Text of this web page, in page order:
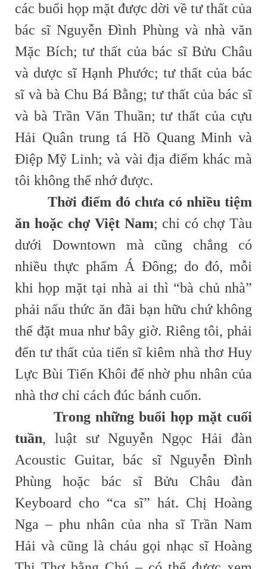
các buổi họp mặt được dời về tư thất của
bác sĩ Nguyễn Đình Phùng và nhà văn
Mặc Bích; tư thất của bác sĩ Bửu Châu
và dược sĩ Hạnh Phước; tư thất của bác
sĩ và bà Chu Bá Bằng; tư thất của bác sĩ
và bà Trần Văn Thuần; tư thất của cựu
Hải Quân trung tá Hồ Quang Minh và
Điệp Mỹ Linh; và vài địa điểm khác mà
tôi không thể nhớ được.
Thời điểm đó chưa có nhiều tiệm
ăn hoặc chợ Việt Nam; chỉ có chợ Tàu
dưới Downtown mà cũng chẳng có
nhiều thực phẩm Á Đông; do đó, mỗi
khi họp mặt tại nhà ai thì “bà chủ nhà”
phải nấu thức ăn đãi bạn hữu chứ không
thể đặt mua như bây giờ. Riêng tôi, phải
đến tư thất của tiến sĩ kiêm nhà thơ Huy
Lực Bùi Tiến Khôi để nhờ phu nhân của
nhà thơ chỉ cách đúc bánh cuốn.
Trong những buổi họp mặt cuối
tuần, luật sư Nguyễn Ngọc Hải đàn
Acoustic Guitar, bác sĩ Nguyễn Đình
Phùng hoặc bác sĩ Bửu Châu đàn
Keyboard cho “ca sĩ” hát. Chị Hoàng
Nga – phu nhân của nha sĩ Trần Nam
Hải và cũng là cháu gọi nhạc sĩ Hoàng